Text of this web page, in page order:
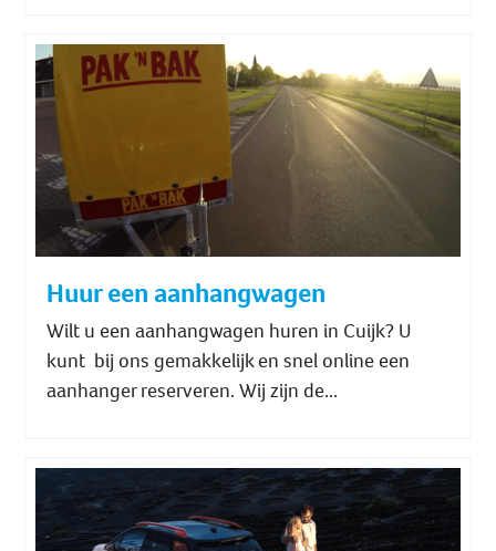
Huur een aanhangwagen
Wilt u een aanhangwagen huren in Cuijk? U
kunt bij ons gemakkelijk en snel online een
aanhanger reserveren. Wij zijn de...